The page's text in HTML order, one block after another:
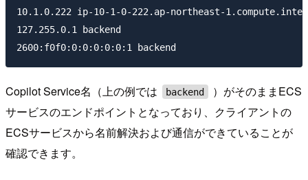
10.1.0.222 ip-10-1-0-222.ap-northeast-
127.255.0.1 backend
Copilot Service名（上の例では backend
）がそのままECS
サービスのエンドポイントとなっており、クライアントの
ECSサービスから名前解決および通信ができていることが
確認できます。